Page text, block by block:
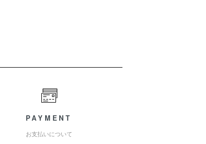
PAYMENT
お支払いについて